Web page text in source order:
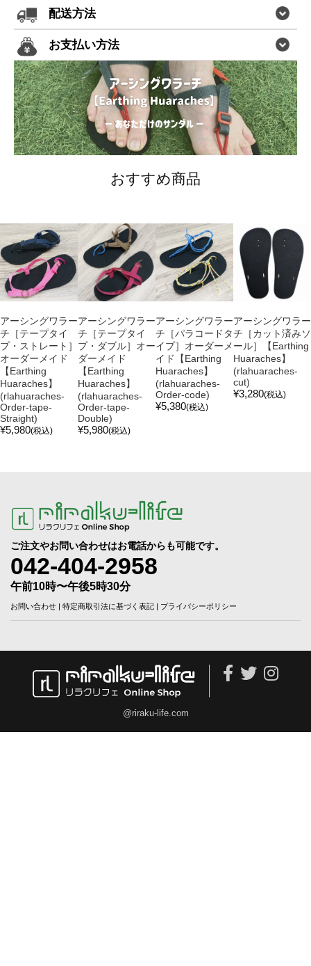
配送方法
お支払い方法
おすすめ商品
アーシングワラー
チ［テープタイ
プ・ストレート］
オーダーメイド
【Earthing
Huaraches】
(rlahuaraches-
Order-tape-
Straight)
¥5,980(税込)
アーシングワラー
チ［テープタイ
プ・ダブル］オー
ダーメイド
【Earthing
Huaraches】
(rlahuaraches-
Order-tape-
Double)
¥5,980(税込)
アーシングワラー
チ［パラコードタ
イプ］オーダーメ
イド【Earthing
Huaraches】
(rlahuaraches-
Order-code)
¥5,380(税込)
アーシングワラー
チ［カット済みソ
ール］【Earthing
Huaraches】
(rlahuaraches-
cut)
¥3,280(税込)
ご注文やお問い合わせはお電話からも可能です。
042-404-2958
午前10時〜午後5時30分
お問い合わせ| 特定商取引法に基づく表記| プライバシーポリシー
@riraku-life.com